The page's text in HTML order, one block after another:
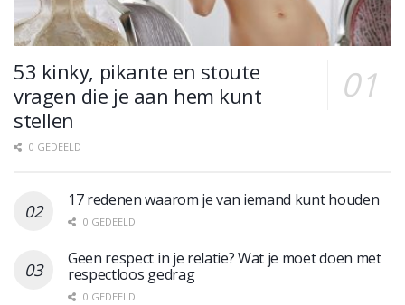
53 kinky, pikante en stoute
vragen die je aan hem kunt
stellen
0 GEDEELD
17 redenen waarom je van iemand kunt houden
0 GEDEELD
Geen respect in je relatie? Wat je moet doen met
respectloos gedrag
0 GEDEELD